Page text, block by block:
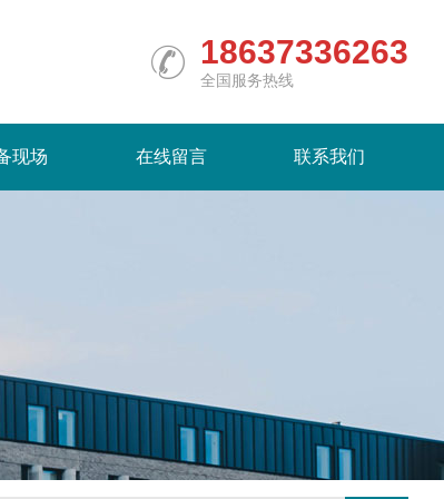
18637336263
全国服务热线
现场 在线留言 联系我们